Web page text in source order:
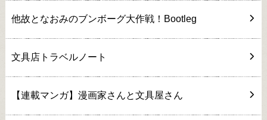
他故となおみのブンボーグ大作戦！Bootleg
文具店トラベルノート
【連載マンガ】漫画家さんと文具屋さん